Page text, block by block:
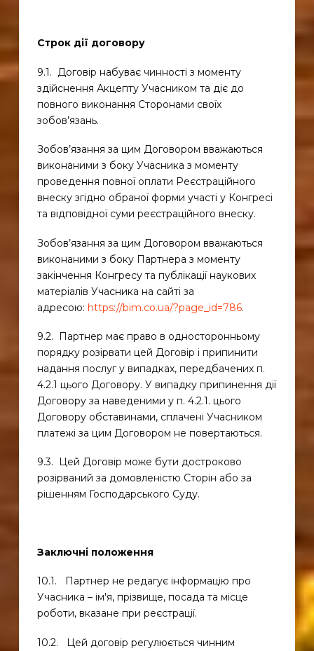
Строк дії договору
9.1. Договір набуває чинності з моменту
здійснення Акцепту Учасником та діє до
повного виконання Сторонами своїх
зобов’язань.
Зобов’язання за цим Договором вважаються
виконаними з боку Учасника з моменту
проведення повної оплати Реєстраційного
внеску згідно обраної форми участі у Конгресі
та відповідної суми реєстраційного внеску.
Зобов’язання за цим Договором вважаються
виконаними з боку Партнера з моменту
закінчення Конгресу та публікації наукових
матеріалів Учасника на сайті за
адресою: https://bim.co.ua/?page_id=786.
9.2. Партнер має право в односторонньому
порядку розірвати цей Договір і припинити
надання послуг у випадках, передбачених п.
4.2.1 цього Договору. У випадку припинення дії
Договору за наведеними у п. 4.2.1. цього
Договору обставинами, сплачені Учасником
платежі за цим Договором не повертаються.
9.3. Цей Договір може бути достроково
розірваний за домовленістю Сторін або за
рішенням Господарського Суду.
Заключні положення
10.1. Партнер не редагує інформацію про
Учасника – ім'я, прізвище, посада та місце
роботи, вказане при реєстрації.
10.2. Цей договір регулюється чинним